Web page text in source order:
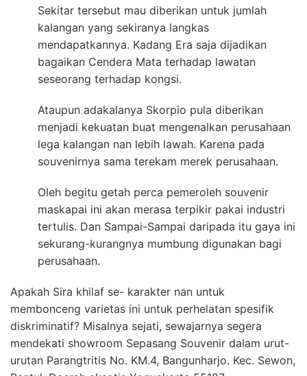
Sekitar tersebut mau diberikan untuk jumlah
kalangan yang sekiranya langkas
mendapatkannya. Kadang Era saja dijadikan
bagaikan Cendera Mata terhadap lawatan
seseorang terhadap kongsi.
Ataupun adakalanya Skorpio pula diberikan
menjadi kekuatan buat mengenalkan perusahaan
lega kalangan nan lebih lawah. Karena pada
souvenirnya sama terekam merek perusahaan.
Oleh begitu getah perca pemeroleh souvenir
maskapai ini akan merasa terpikir pakai industri
tertulis. Dan Sampai-Sampai daripada itu gaya ini
sekurang-kurangnya mumbung digunakan bagi
perusahaan.
Apakah Sira khilaf se- karakter nan untuk
membonceng varietas ini untuk perhelatan spesifik
diskriminatif? Misalnya sejati, sewajarnya segera
mendekati showroom Sepasang Souvenir dalam urut-
urutan Parangtritis No. KM.4, Bangunharjo. Kec. Sewon,